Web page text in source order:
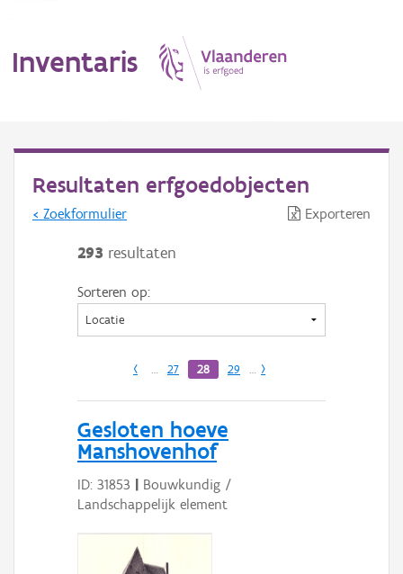
Inventaris
Erfgoedobject
Aanduidingsobject
Waarneming
Resultaten erfgoedobjecten
< Zoekformulier Exporteren
293 resultaten
Sorteren op:
‹ … 27 28 29 … ›
Gesloten hoeve
Manshovenhof
ID: 31853 | Bouwkundig /
Landschappelijk element